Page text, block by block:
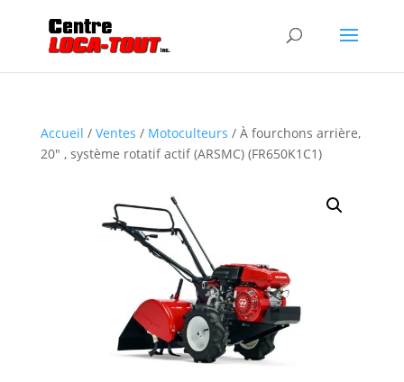
Accueil / Ventes / Motoculteurs / À fourchons arrière,
20″ , système rotatif actif (ARSMC) (FR650K1C1)